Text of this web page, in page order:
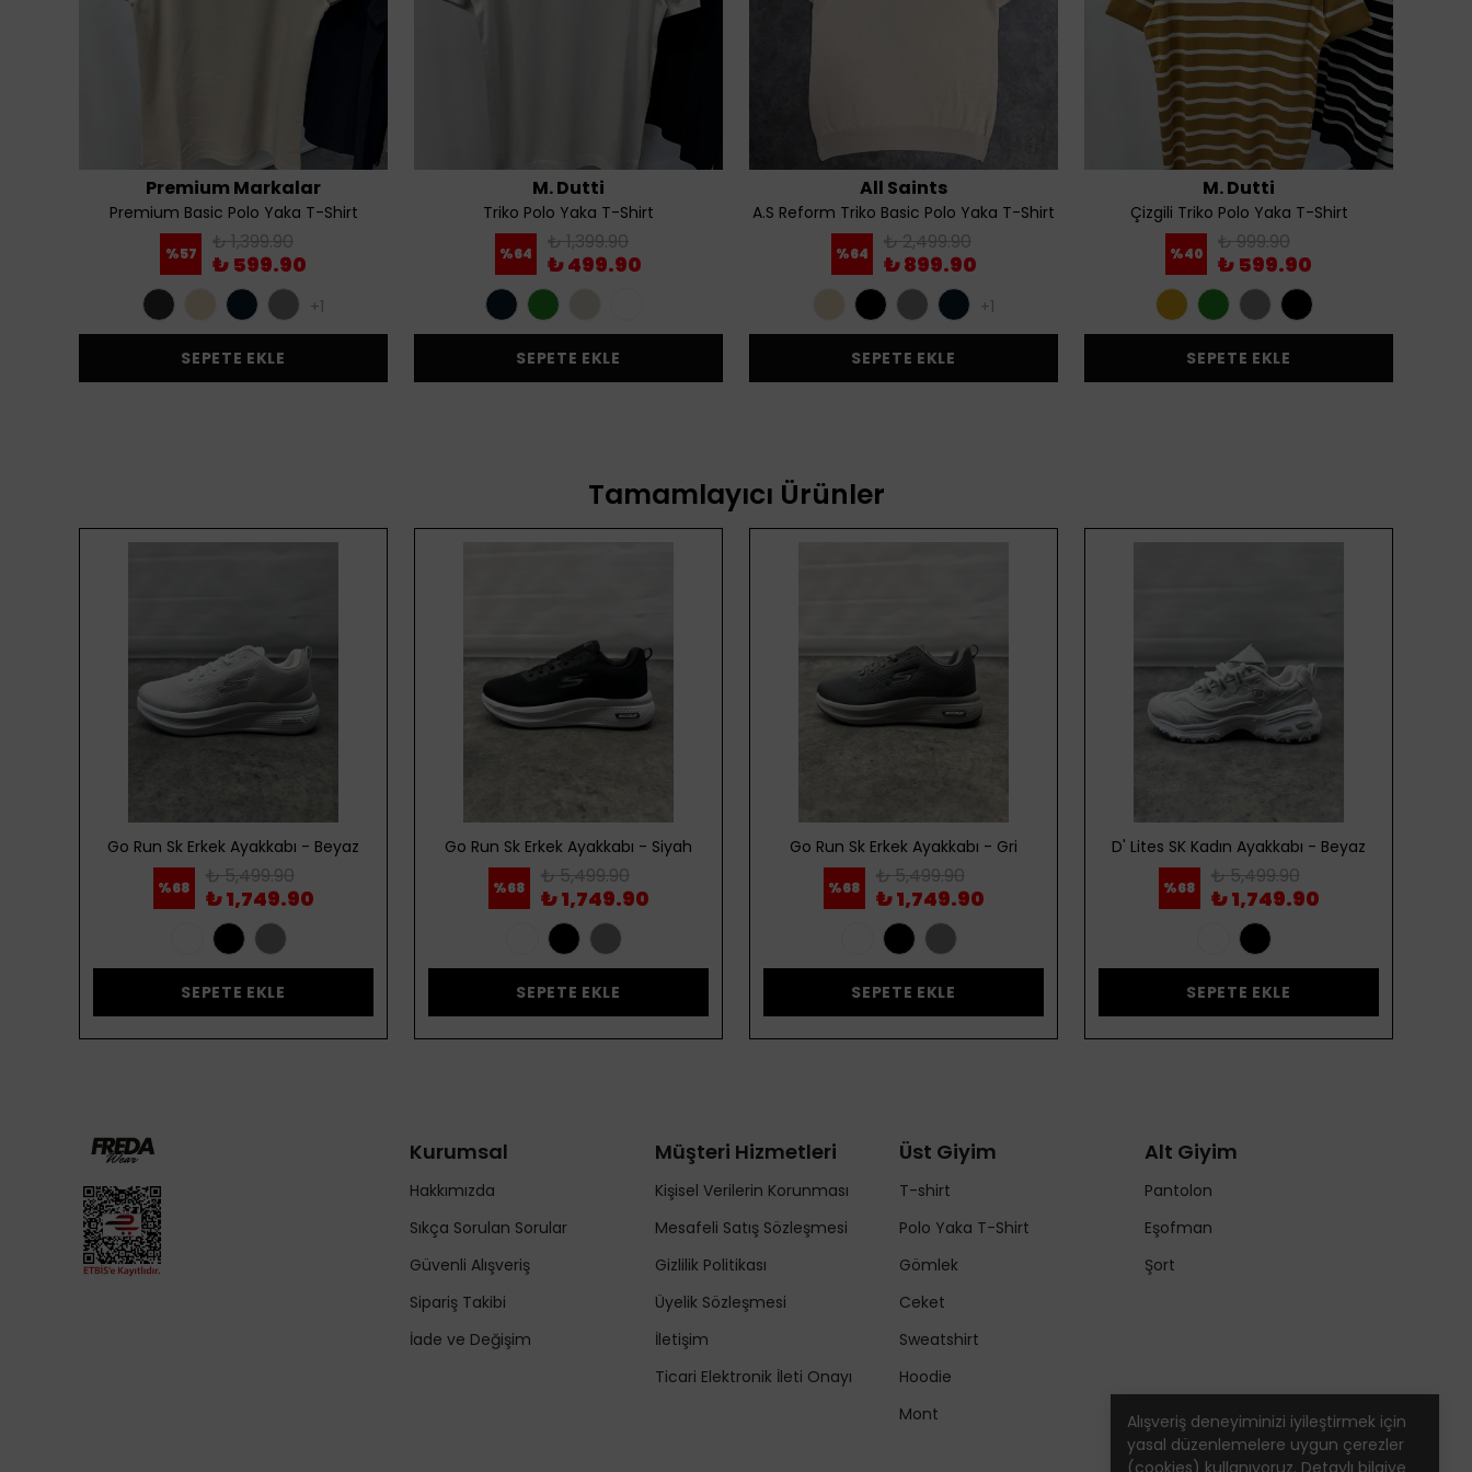
Alışveriş deneyiminizi iyileştirmek için
yasal düzenlemelere uygun çerezler
(cookies) kullanıyoruz. Detaylı bilgiye
Premium Markalar
Premium Basic Polo Yaka T-Shirt
%57 ₺ 1,399.90
₺ 599.90
+1
SEPETE EKLE
M. Dutti
Triko Polo Yaka T-Shirt
%64 ₺ 1,399.90
₺ 499.90
SEPETE EKLE
All Saints
A.S Reform Triko Basic Polo Yaka T-Shirt
%64 ₺ 2,499.90
₺ 899.90
+1
SEPETE EKLE
M. Dutti
Çizgili Triko Polo Yaka T-Shirt
%40 ₺ 999.90
₺ 599.90
SEPETE EKLE
Tamamlayıcı Ürünler
Go Run Sk Erkek Ayakkabı - Beyaz
%68 ₺ 5,499.90
₺ 1,749.90
SEPETE EKLE
Go Run Sk Erkek Ayakkabı - Siyah
%68 ₺ 5,499.90
₺ 1,749.90
SEPETE EKLE
Go Run Sk Erkek Ayakkabı - Gri
%68 ₺ 5,499.90
₺ 1,749.90
SEPETE EKLE
D' Lites SK Kadın Ayakkabı - Beyaz
%68 ₺ 5,499.90
₺ 1,749.90
SEPETE EKLE
Kurumsal
Hakkımızda
Sıkça Sorulan Sorular
Güvenli Alışveriş
Sipariş Takibi
İade ve Değişim
Müşteri Hizmetleri
Kişisel Verilerin Korunması
Mesafeli Satış Sözleşmesi
Gizlilik Politikası
Üyelik Sözleşmesi
İletişim
Ticari Elektronik İleti Onayı
Üst Giyim
T-shirt
Polo Yaka T-Shirt
Gömlek
Ceket
Sweatshirt
Hoodie
Mont
Alt Giyim
Pantolon
Eşofman
Şort